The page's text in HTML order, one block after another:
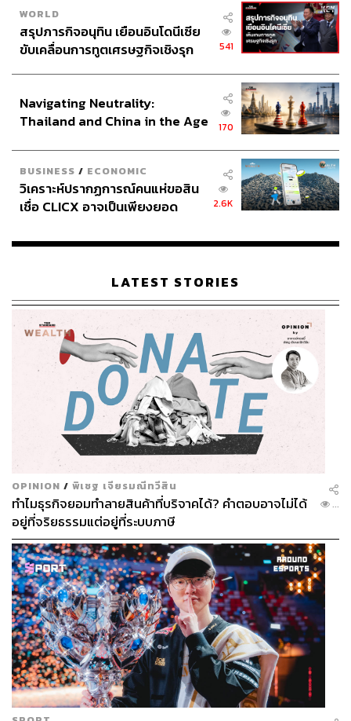
WORLD
สรุปภารกิจอนุทิน เยือนอินโดนีเซีย
ขับเคลื่อนการทูตเศรษฐกิจเชิงรุก
541
Navigating Neutrality:
Thailand and China in the Age
170
BUSINESS / ECONOMIC
วิเคราะห์ปรากฏการณ์คนแห่ขอสิน
เชื่อ CLICX อาจเป็นเพียงยอด
เรือนไทยที่ถูกซุกไว้
2.6K
LATEST STORIES
OPINION / พิเชฐ เจียรมณีทวีสิน
ทำไมธุรกิจยอมทำลายสินค้าที่บริจาคได้? คำตอบอาจไม่ได้
อยู่ที่จริยธรรมแต่อยู่ที่ระบบภาษี
...